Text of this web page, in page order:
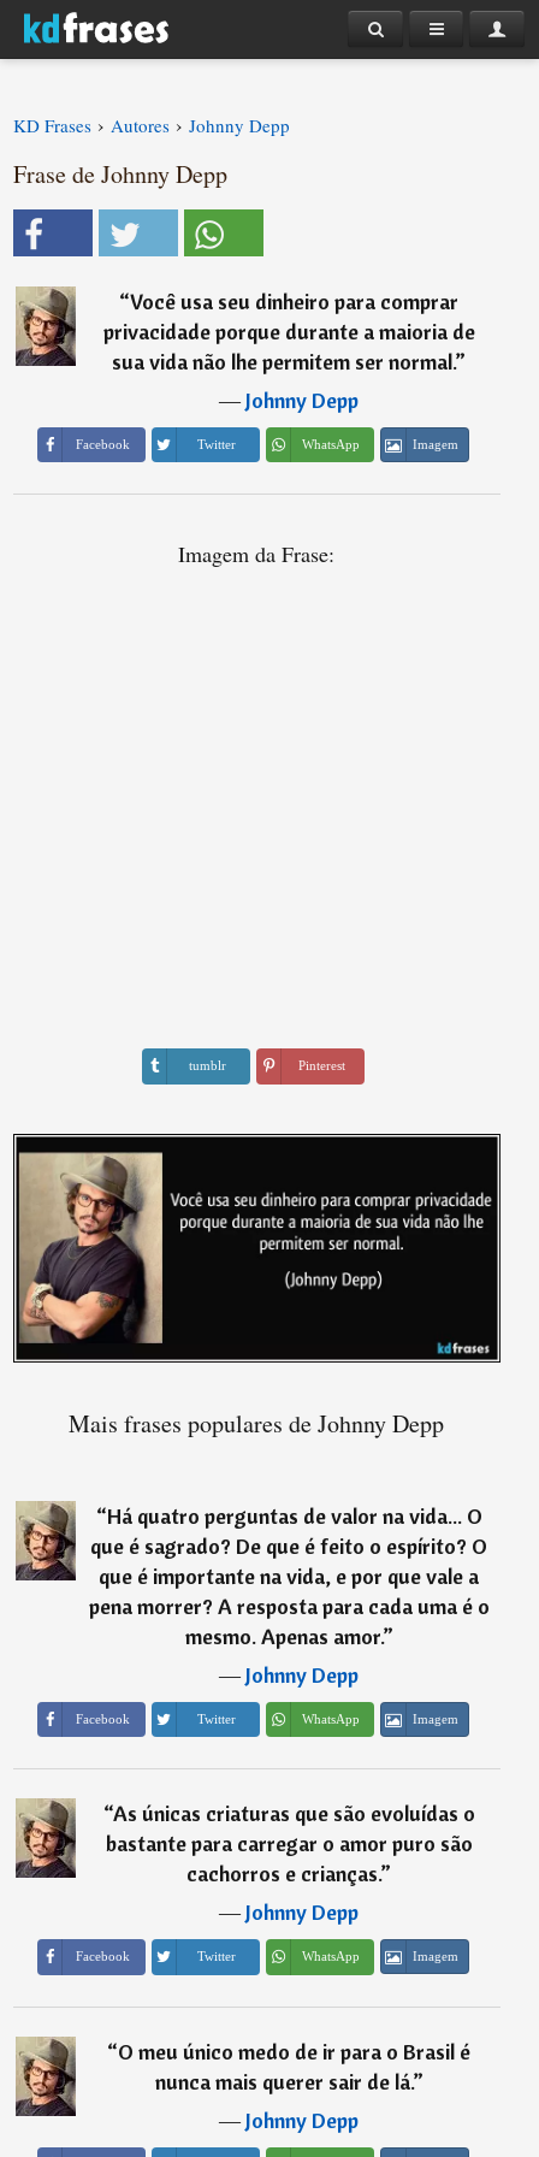
KD Frases › Autores › Johnny Depp
Frase de Johnny Depp
“Você usa seu dinheiro para comprar
privacidade porque durante a maioria de
sua vida não lhe permitem ser normal.”
―Johnny Depp
Facebook Twitter WhatsApp Imagem
Imagem da Frase:
tumblr Pinterest
Mais frases populares de Johnny Depp
“Há quatro perguntas de valor na vida... O
que é sagrado? De que é feito o espírito? O
que é importante na vida, e por que vale a
pena morrer? A resposta para cada uma é o
mesmo. Apenas amor.”
―Johnny Depp
Facebook Twitter WhatsApp Imagem
“As únicas criaturas que são evoluídas o
bastante para carregar o amor puro são
cachorros e crianças.”
―Johnny Depp
Facebook Twitter WhatsApp Imagem
“O meu único medo de ir para o Brasil é
nunca mais querer sair de lá.”
―Johnny Depp